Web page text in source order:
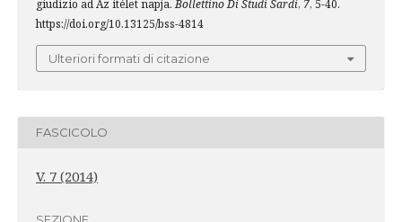
giudizio ad Az ítélet napja.Bollettino Di Studi Sardi, 7, 5-40.
https://doi.org/10.13125/bss-4814
Ulteriori formati di citazione
FASCICOLO
V. 7 (2014)